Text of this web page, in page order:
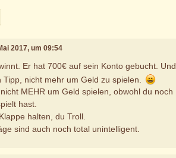
2017, um 09:54
Er hat 700€ auf sein Konto gebucht. Und
nicht mehr um Geld zu spielen.
MEHR um Geld spielen, obwohl du noch
hast.
halten, du Troll.
sind auch noch total unintelligent.